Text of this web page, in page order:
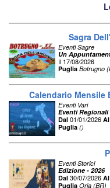
Sagra
Eventi Sagre
Un
Il 17/08/2026
Puglia Botrugno
Calendario Mensile
Eventi Vari
Eventi Regionali
Dal 01/01/2026 Al
Puglia ()
Eventi Storici
Edizione - 2026
Dal 30/07/2026 Al
Puglia Oria (BR)